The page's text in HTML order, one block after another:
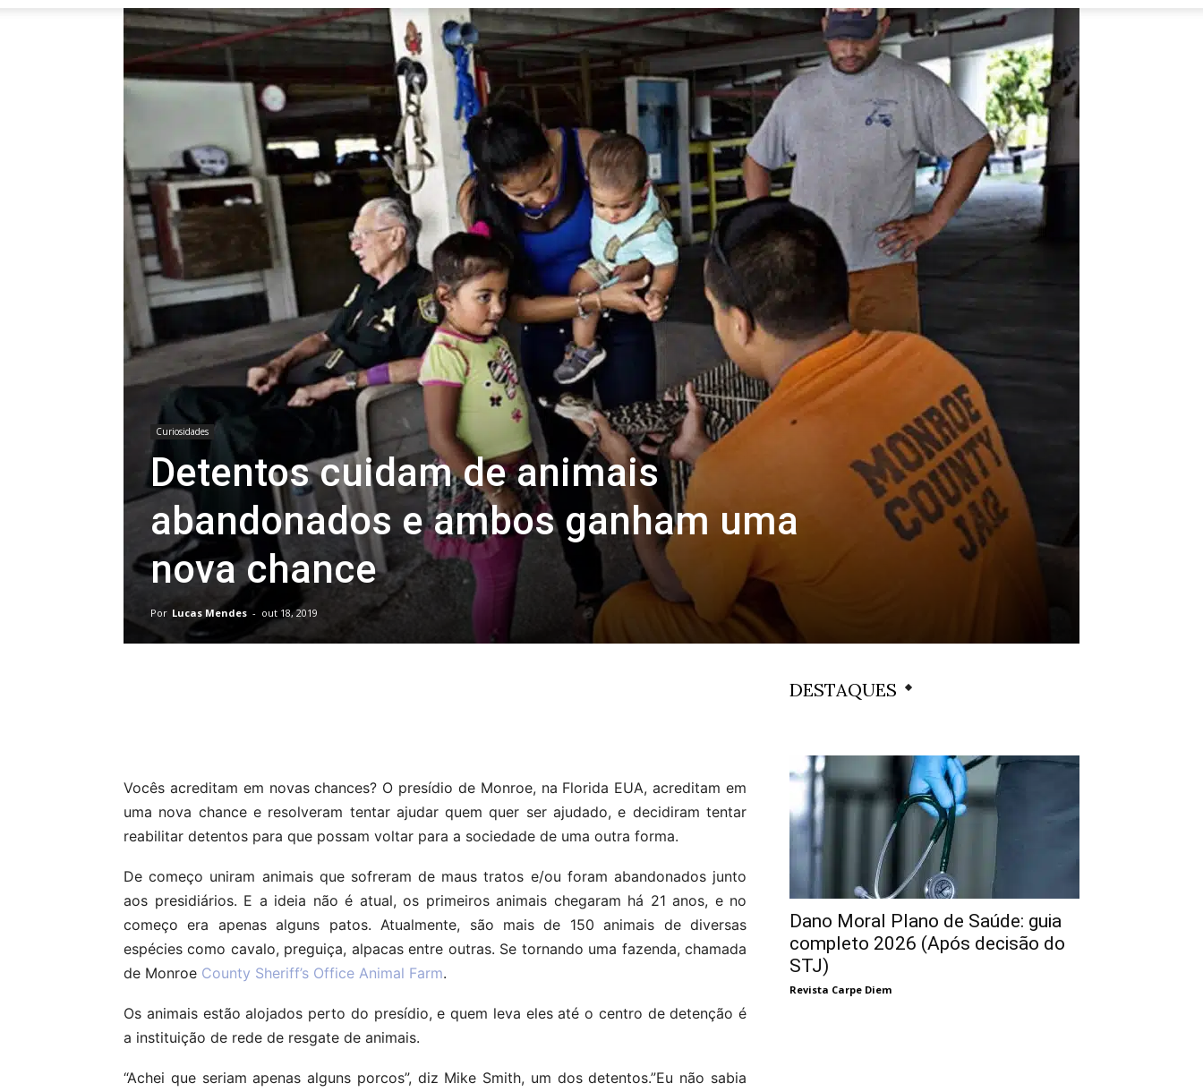
Revista
Carpe
Diem
Curiosidades
Detentos cuidam de animais
abandonados e ambos ganham uma
nova chance
Por Lucas Mendes - out 18, 2019
Vocês acreditam em novas chances? O presídio de Monroe, na Florida EUA, acreditam em
uma nova chance e resolveram tentar ajudar quem quer ser ajudado, e decidiram tentar
reabilitar detentos para que possam voltar para a sociedade de uma outra forma.
De começo uniram animais que sofreram de maus tratos e/ou foram abandonados junto
aos presidiários. E a ideia não é atual, os primeiros animais chegaram há 21 anos, e no
começo era apenas alguns patos. Atualmente, são mais de 150 animais de diversas
espécies como cavalo, preguiça, alpacas entre outras. Se tornando uma fazenda, chamada
de Monroe County Sheriff’s Office Animal Farm.
Os animais estão alojados perto do presídio, e quem leva eles até o centro de detenção é
a instituição de rede de resgate de animais.
“Achei que seriam apenas alguns porcos”, diz Mike Smith, um dos detentos.”Eu não sabia
DESTAQUES
Dano Moral Plano de Saúde: guia
completo 2026 (Após decisão do
STJ)
Revista Carpe Diem